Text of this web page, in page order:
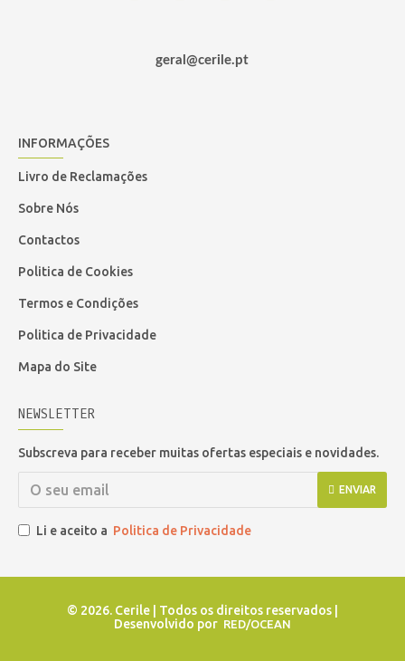
geral@cerile.pt
INFORMAÇÕES
Livro de Reclamações
Sobre Nós
Contactos
Politica de Cookies
Termos e Condições
Politica de Privacidade
Mapa do Site
NEWSLETTER
Subscreva para receber muitas ofertas especiais e novidades.
ENVIAR
Li e aceito a Politica de Privacidade
© 2026. Cerile | Todos os direitos reservados |
Desenvolvido por RED/OCEAN